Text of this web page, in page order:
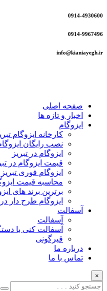
0914-4930600
0914-9967496
info@kianiayegh.ir
صفحه اصلی
اخبار و تازه ها
ایزوگام
کارخانه ایزوگام
نصب رایگان
ایزوگام در تبریز
قیمت ایزوگام در
ایزوگام فوری تبریز
محاسبه قیمت
برترین برند های
ایزوگام طرح دار در
آسفالت
آسفالت
آسفالت کنی با
قیرگونی
درباره ما
تماس با ما
×